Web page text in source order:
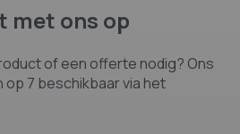
met ons op
of een offerte nodig? Ons
op 7 beschikbaar via het